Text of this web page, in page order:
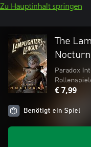
Zu Hauptinhalt springen
The
Paradox
€ 7,99
Benötigt ein Spiel